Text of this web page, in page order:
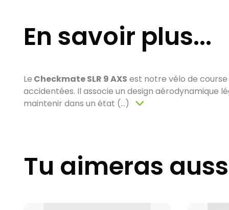
En savoir plus...
Le Checkmate SLR 9 AXS est notre vélo de
accidentées. Il associe un design aérodynamique
maintenir dans un état (...)
Tu aimeras